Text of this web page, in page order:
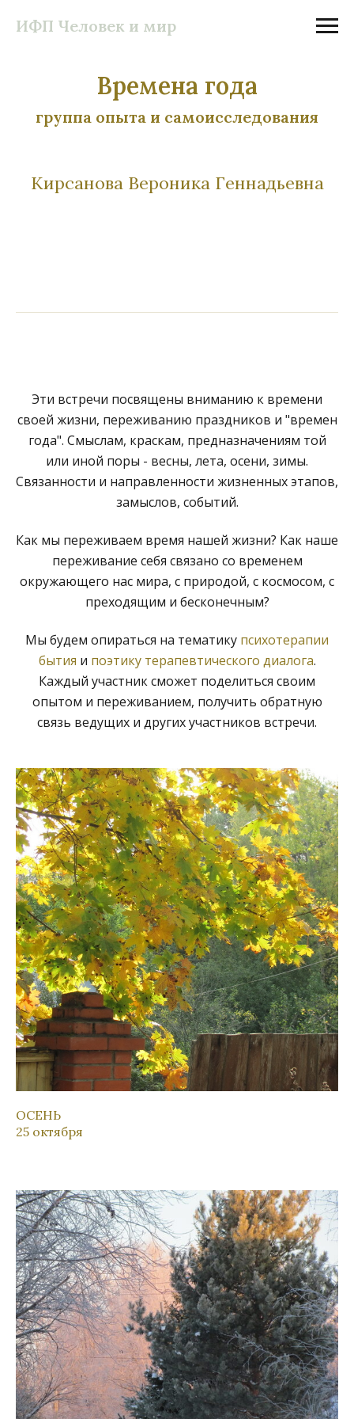
ИФП Человек и мир
Времена года
группа опыта и самоисследования
Кирсанова Вероника Геннадьевна
Эти встречи посвящены вниманию к времени
своей жизни, переживанию праздников и "времен
года". Смыслам, краскам, предназначениям той
или иной поры - весны, лета, осени, зимы.
Связанности и направленности жизненных этапов,
замыслов, событий.
Как мы переживаем время нашей жизни? Как наше
переживание себя связано со временем
окружающего нас мира, с природой, с космосом, с
преходящим и бесконечным?
Мы будем опираться на тематику психотерапии
бытия и поэтику терапевтического диалога.
Каждый участник сможет поделиться своим
опытом и переживанием, получить обратную
связь ведущих и других участников встречи.
ОСЕНЬ
25 октября